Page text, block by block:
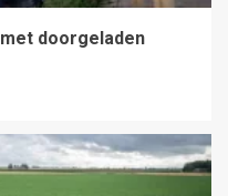
doorgeladen